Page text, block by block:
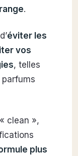
.
éviter les
vos
, telles
clean »,
plus